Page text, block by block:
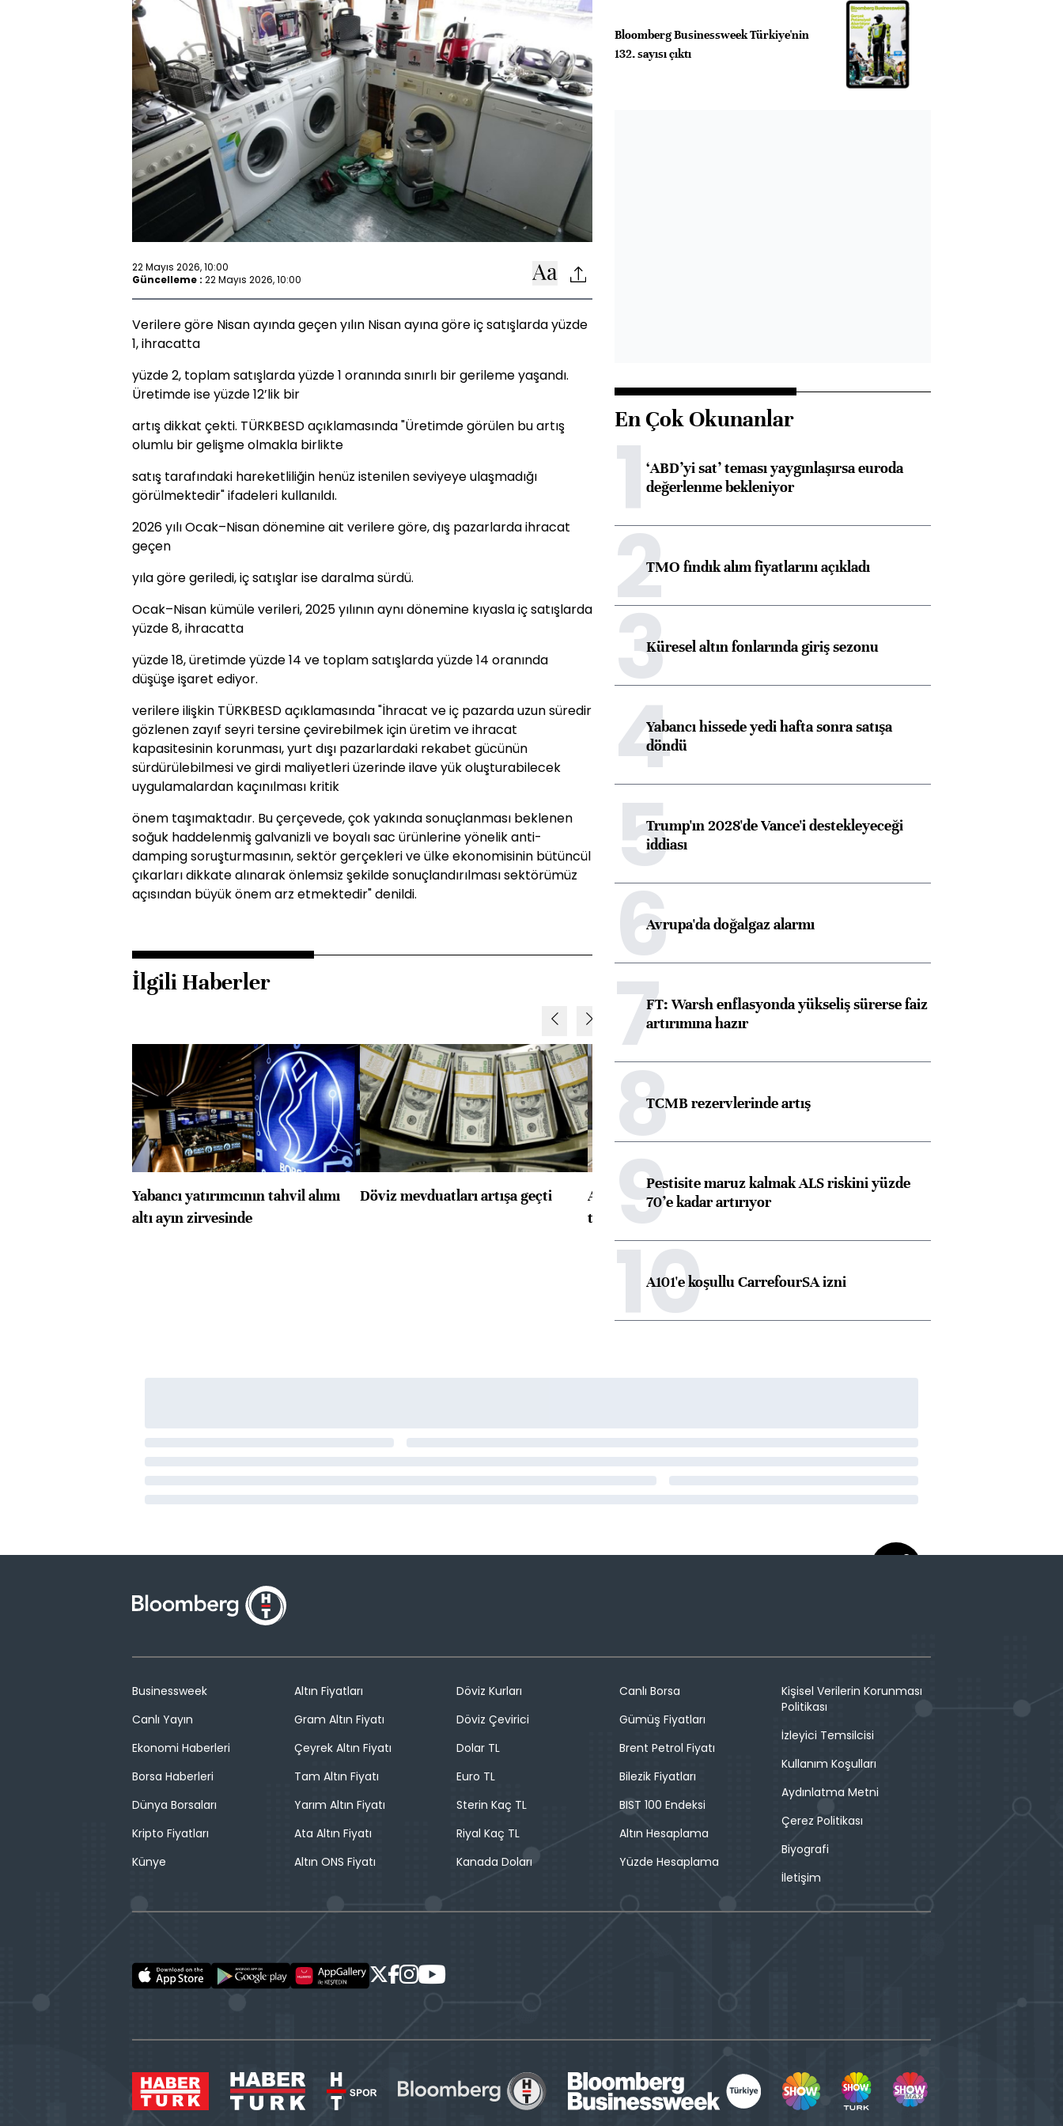
22 Mayıs 2026, 10:00
Güncelleme : 22 Mayıs 2026, 10:00
Verilere göre Nisan ayında geçen yılın Nisan ayına göre iç satışlarda yüzde
1, ihracatta
yüzde 2, toplam satışlarda yüzde 1 oranında sınırlı bir gerileme yaşandı.
Üretimde ise yüzde 12’lik bir
artış dikkat çekti. TÜRKBESD açıklamasında "Üretimde görülen bu artış
olumlu bir gelişme olmakla birlikte
satış tarafındaki hareketliliğin henüz istenilen seviyeye ulaşmadığı
görülmektedir" ifadeleri kullanıldı.
2026 yılı Ocak–Nisan dönemine ait verilere göre, dış pazarlarda ihracat
geçen
yıla göre geriledi, iç satışlar ise daralma sürdü.
Ocak–Nisan kümüle verileri, 2025 yılının aynı dönemine kıyasla iç satışlarda
yüzde 8, ihracatta
yüzde 18, üretimde yüzde 14 ve toplam satışlarda yüzde 14 oranında
düşüşe işaret ediyor.
verilere ilişkin TÜRKBESD açıklamasında "İhracat ve iç pazarda uzun süredir
gözlenen zayıf seyri tersine çevirebilmek için üretim ve ihracat
kapasitesinin korunması, yurt dışı pazarlardaki rekabet gücünün
sürdürülebilmesi ve girdi maliyetleri üzerinde ilave yük oluşturabilecek
uygulamalardan kaçınılması kritik
önem taşımaktadır. Bu çerçevede, çok yakında sonuçlanması beklenen
soğuk haddelenmiş galvanizli ve boyalı sac ürünlerine yönelik anti-
damping soruşturmasının, sektör gerçekleri ve ülke ekonomisinin bütüncül
çıkarları dikkate alınarak önlemsiz şekilde sonuçlandırılması sektörümüz
açısından büyük önem arz etmektedir" denildi.
İlgili Haberler
Yabancı yatırımcının tahvil alımı
altı ayın zirvesinde
Döviz mevduatları artışa geçti
ABD'de konut başlangıçları
toparlandı
Almanya, Commerzbank
Bloomberg Businessweek Türkiye'nin
132. sayısı çıktı
En Çok Okunanlar
1‘ABD’yi sat’ teması yaygınlaşırsa euroda
değerlenme bekleniyor
2TMO fındık alım fiyatlarını açıkladı
3Küresel altın fonlarında giriş sezonu
4Yabancı hissede yedi hafta sonra satışa
döndü
5Trump'ın 2028'de Vance'i destekleyeceği
iddiası
6Avrupa'da doğalgaz alarmı
7FT: Warsh enflasyonda yükseliş sürerse faiz
artırımına hazır
8TCMB rezervlerinde artış
9Pestisite maruz kalmak ALS riskini yüzde
70’e kadar artırıyor
10
A101'e koşullu CarrefourSA izni
Businessweek
Canlı Yayın
Ekonomi Haberleri
Borsa Haberleri
Dünya Borsaları
Kripto Fiyatları
Künye
Altın Fiyatları
Gram Altın Fiyatı
Çeyrek Altın Fiyatı
Tam Altın Fiyatı
Yarım Altın Fiyatı
Ata Altın Fiyatı
Altın ONS Fiyatı
Döviz Kurları
Döviz Çevirici
Dolar TL
Euro TL
Sterin Kaç TL
Riyal Kaç TL
Kanada Doları
Canlı Borsa
Gümüş Fiyatları
Brent Petrol Fiyatı
Bilezik Fiyatları
BIST 100 Endeksi
Altın Hesaplama
Yüzde Hesaplama
Kişisel Verilerin Korunması
Politikası
İzleyici Temsilcisi
Kullanım Koşulları
Aydınlatma Metni
Çerez Politikası
Biyografi
İletişim